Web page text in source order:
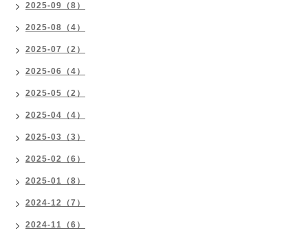
2025-09（8）
2025-08（4）
2025-07（2）
2025-06（4）
2025-05（2）
2025-04（4）
2025-03（3）
2025-02（6）
2025-01（8）
2024-12（7）
2024-11（6）